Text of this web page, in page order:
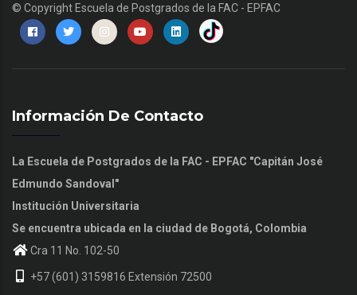
© Copyright Escuela de Postgrados de la FAC - EPFAC
Información De Contacto
La Escuela de Postgrados de la FAC - EPFAC "Capitán José
Edmundo Sandoval"
Institución Universitaria
Se encuentra ubicada en la ciudad de Bogotá, Colombia
Cra 11 No. 102-50
+57 (601) 3159816 Extensión 72500